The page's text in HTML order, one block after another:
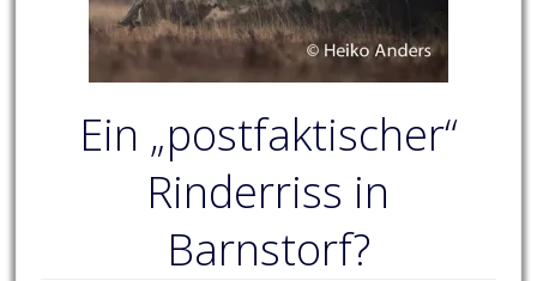
Ein „postfaktischer“
Rinderriss in
Barnstorf?